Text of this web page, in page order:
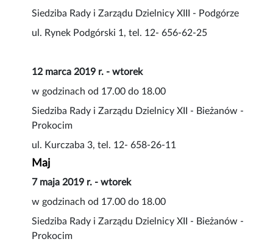
Siedziba Rady i Zarządu Dzielnicy XIII - Podgórze
ul. Rynek Podgórski 1, tel. 12- 656-62-25
12 marca 2019 r. - wtorek
w godzinach od 17.00 do 18.00
Siedziba Rady i Zarządu Dzielnicy XII - Bieżanów -
Prokocim
ul. Kurczaba 3, tel. 12- 658-26-11
Maj
7 maja 2019 r. - wtorek
w godzinach od 17.00 do 18.00
Siedziba Rady i Zarządu Dzielnicy XII - Bieżanów -
Prokocim